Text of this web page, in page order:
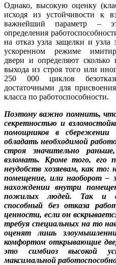
Однако, высокую оценку
исходя из устойчивости к
важнейший параметр –
определения
на отказ узла защелки и узла
ускоренном режиме
двери и определяют сколько
выхода из строя того или
250 000 циклов
достаточными для
класса по работоспособности.
Поэтому важно помнить,
секретностью и
помощников в
обладать необходимой
строя значительно
взломать. Кроме того, его
неудобств хозяевам, как то:
помещение, или наоборот –
нахождении внутри
пожилых людей. Так и
способный без отказа
ценности, если он
требуя специальных на то
оценят лишь
комфортом открывающие
это симбиоз высокой
максимальной